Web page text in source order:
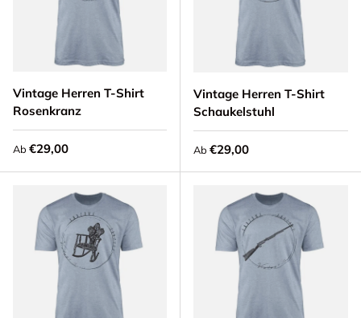
Vintage Herren T-Shirt
Rosenkranz
Ab Normaler Preis
€29,00
Vintage Herren T-Shirt
Schaukelstuhl
Ab Normaler Preis
€29,00